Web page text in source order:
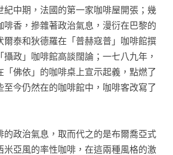
紀中期，法國的第一家咖啡屋開張；幾
啡香，摻雜著政治氣息，漫衍在巴黎的
爾泰和狄德羅在「普赫寇普」咖啡館撰
政」咖啡館高談闊論；一七八九年，
「佛依」的咖啡桌上宣示起義，點燃了
至今仍然在的咖啡館中，咖啡客改寫了
的政治氣息，取而代之的是布爾喬亞式
米亞風的率性咖啡，在這兩種風格的激